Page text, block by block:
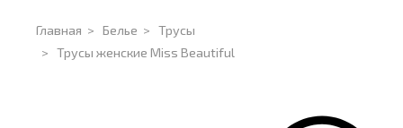
Главная > Белье > Трусы
> Трусы женские Miss Beautiful